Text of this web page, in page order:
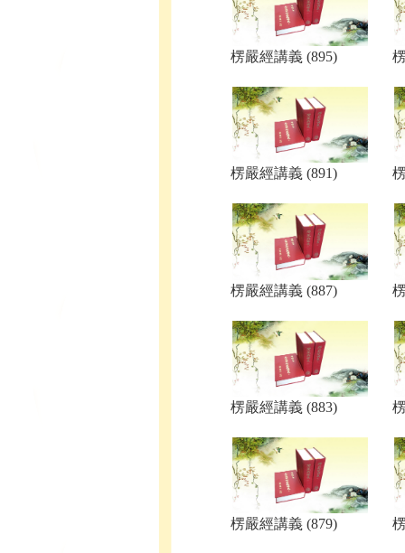
楞嚴經講義 (895)
楞嚴經講義 (891)
楞嚴經講義 (887)
楞嚴經講義 (883)
楞嚴經講義 (879)